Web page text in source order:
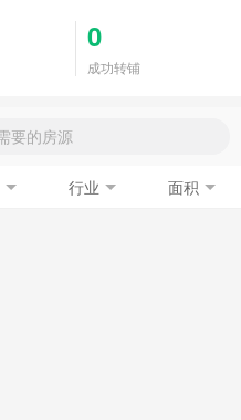
0
成功转铺
行业 面积